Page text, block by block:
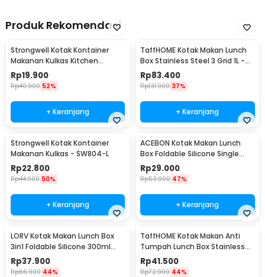
Produk Rekomendasi
Strongwell Kotak Kontainer
Makanan Kulkas Kitchen
Storage Food Box - SW804-M
Rp19.900
Rp40.900 52%
+ Keranjang
TaffHOME Kotak Makan Lunch
Box Stainless Steel 3 Grid 1L -
OU1000
Rp83.400
Rp131.900 37%
+ Keranjang
Strongwell Kotak Kontainer
Makanan Kulkas - SW804-L
Rp22.800
Rp44.900 50%
+ Keranjang
ACEBON Kotak Makan Lunch
Box Foldable Silicone Single
Layer 800ml - TN99
Rp29.000
Rp53.900 47%
+ Keranjang
LORV Kotak Makan Lunch Box
3in1 Foldable Silicone 300ml
600ml 1200ml - B1
Rp37.900
Rp66.900 44%
TaffHOME Kotak Makan Anti
Tumpah Lunch Box Stainless
Steel 304 850ml - KT046
Rp41.500
Rp72.900 44%